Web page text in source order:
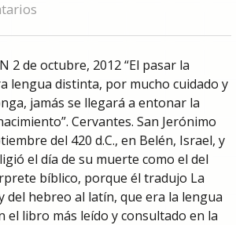
2 de octubre, 2012 “El pasar la
lengua distinta, por mucho cuidado y
jamás se llegará a entonar la
Cervantes. San Jerónimo
del 420 d.C., en Belén, Israel, y
el día de su muerte como el del
bíblico, porque él tradujo La
del hebreo al latín, que era la lengua
el libro más leído y consultado en la